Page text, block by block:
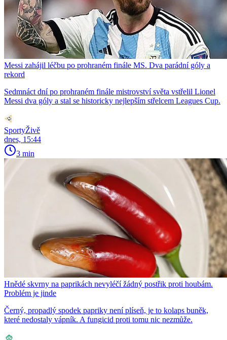
Messi zahájil léčbu po prohraném finále MS. Dva parádní góly a
rekord
Sedmnáct dní po prohraném finále mistrovství světa vstřelil Lionel
Messi dva góly a stal se historicky nejlepším střelcem Leagues Cup.
SportyŽivě
dnes, 15:44
3 min
Hnědé skvrny na paprikách nevyléčí žádný postřik proti houbám.
Problém je jinde
Černý, propadlý spodek papriky není plíseň, je to kolaps buněk,
které nedostaly vápník. A fungicid proti tomu nic nezmůže.